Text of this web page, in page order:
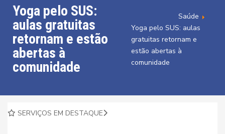
Yoga pelo SUS:
aulas gratuitas
retornam e estão
abertas à
comunidade
Saúde
Yoga pelo SUS: aulas
gratuitas retornam e
estão abertas à
comunidade
SERVIÇOS EM DESTAQUE